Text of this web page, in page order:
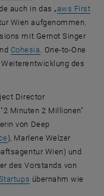
auch in das „aws First
in einem neuen Fenster
Wien aufgenommen.
mit Gernot Singer
Cohesia , öffnet eine
. One-to-One
des
Director
Minuten 2 Millionen"
von Deep
, öffnet eine externe URL
), Marlene Welzer
Wien) und
des Vorstands von
neuen Fenster
, öffnet eine
übernahm wie